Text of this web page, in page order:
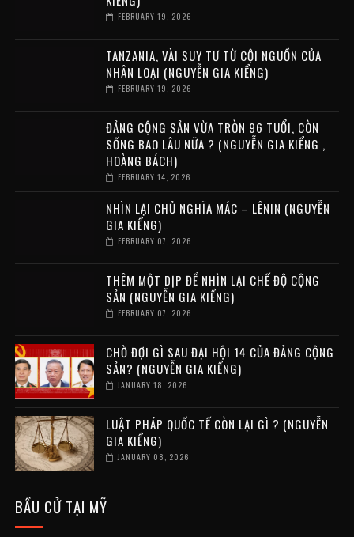
FEBRUARY 19, 2026
TANZANIA, VÀI SUY TƯ TỪ CỘI NGUỒN CỦA
NHÂN LOẠI (NGUYỄN GIA KIỂNG)
FEBRUARY 19, 2026
ĐẢNG CỘNG SẢN VỪA TRÒN 96 TUỔI, CÒN
SỐNG BAO LÂU NỮA ? (NGUYỄN GIA KIỂNG ,
HOÀNG BÁCH)
FEBRUARY 14, 2026
NHÌN LẠI CHỦ NGHĨA MÁC – LÊNIN (NGUYỄN
GIA KIỂNG)
FEBRUARY 07, 2026
THÊM MỘT DỊP ĐỂ NHÌN LẠI CHẾ ĐỘ CỘNG
SẢN (NGUYỄN GIA KIỂNG)
FEBRUARY 07, 2026
CHỜ ĐỢI GÌ SAU ĐẠI HỘI 14 CỦA ĐẢNG CỘNG
SẢN? (NGUYỄN GIA KIỂNG)
JANUARY 18, 2026
LUẬT PHÁP QUỐC TẾ CÒN LẠI GÌ ? (NGUYỄN
GIA KIỂNG)
JANUARY 08, 2026
BẦU CỬ TẠI MỸ